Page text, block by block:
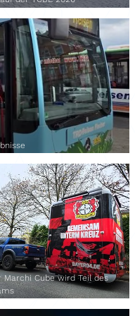
Marchi Cube wird Teil des